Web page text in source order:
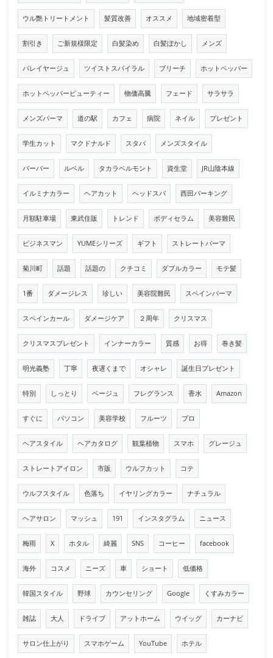
ウル艶トリートメント 髪質改善 オススメ 地域密着型
割引き ご新規様限定 白髪染め 白髪ぼかし メンズ
バレイヤージュ ツイストスパイラル ブリーチ ホットペッパー
ホットペッパービューティー 物価高騰 フェード サラサラ
メンズパーマ 道の駅 カフェ 病院 ネイル プレゼント
学生カット マクドナルド スタバ メンズスタイル
バーバー ルベル タカラベルモント 資生堂 JR山陰本線
イルミナカラー ヘアカット ヘッドスパ 西田パーキング
月額駐車場 東武住販 トレンド ボディセラム 美容難民
ビジネスマン YUMEシリーズ ギフト ストレートパーマ
菊川町 話題 話題の クチコミ ダブルカラー モテ髪
1番 ダメージレス 珍しい 美容院難民 スペインパーマ
スペインカール ダメージケア ２周年 クリスマス
クリスマスプレゼント インナーカラー 質感 お得 巻き髪
明光義塾 丁寧 夜遅くまで オシャレ 誕生日プレゼント
特別 しっとり ベージュ フレグランス 香水 Amazon
すぐに パソコン 美容学校 フルーツ プロ
ヘアスタイル ヘアカタログ 観葉植物 スマホ グレージュ
ストレートアイロン 市販 ウルフカット コテ
ウルフスタイル 色落ち イヤリングカラー ナチュラル
ヘアサロン マッシュ 191 インスタグラム ニュース
梅雨 X ホタル 綺麗 SNS コーヒー facebook
海外 コスメ ニーズ 車 ショート 低価格
韓国スタイル 野球 カウンセリング Google くすみカラー
雑誌 大人 ドライブ アットホーム ウイッグ カーナビ
サロン仕上がり スマホゲーム YouTube ホテル